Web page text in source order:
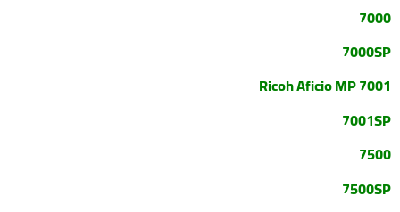
7000
7000SP
Ricoh Aficio MP 7001
7001SP
7500
7500SP